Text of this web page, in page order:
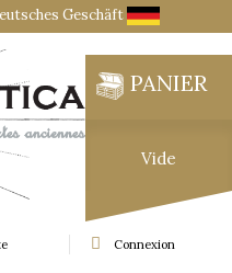
Geschäft
PANIER
Vide
Connexion